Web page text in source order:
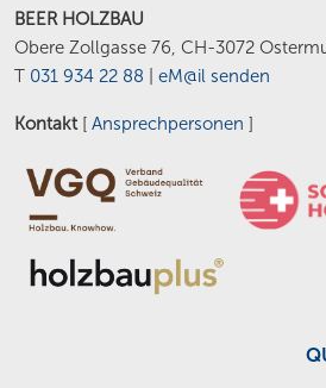
BEER HOLZBAU
Obere Zollgasse 76, CH-3072
T 031 934 22 88 eM@il senden
Kontakt [ Ansprechpersonen ]